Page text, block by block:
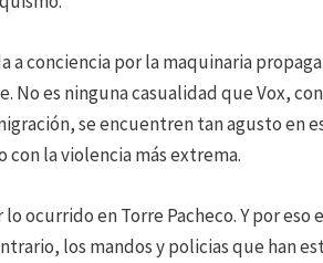
a conciencia por la maquinaria
No es ninguna casualidad que Vox,
se encuentren tan agusto en
con la violencia más extrema.
ocurrido en Torre Pacheco. Y por
los mandos y policias que han